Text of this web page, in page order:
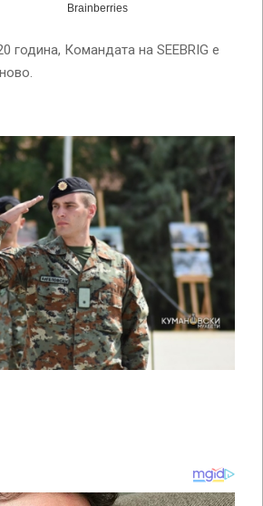
година, Командата на SEEBRIG е